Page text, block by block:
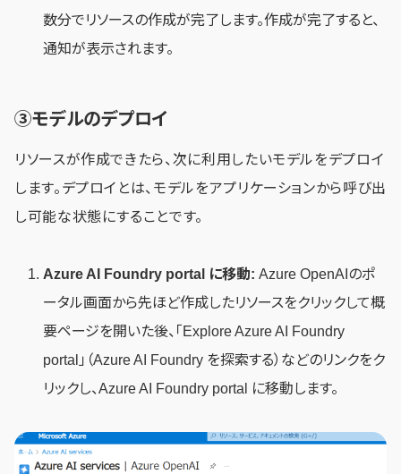
数分でリソースの作成が完了します。作成が完了すると、
通知が表示されます。
③モデルのデプロイ
リソースが作成できたら、次に利用したいモデルをデプロイ
します。デプロイとは、モデルをアプリケーションから呼び出
し可能な状態にすることです。
Azure AI Foundry portal に移動: Azure OpenAIのポ
ータル画面から先ほど作成したリソースをクリックして概
要ページを開いた後、「Explore Azure AI Foundry
portal」（Azure AI Foundry を探索する）などのリンクをク
リックし、Azure AI Foundry portal に移動します。